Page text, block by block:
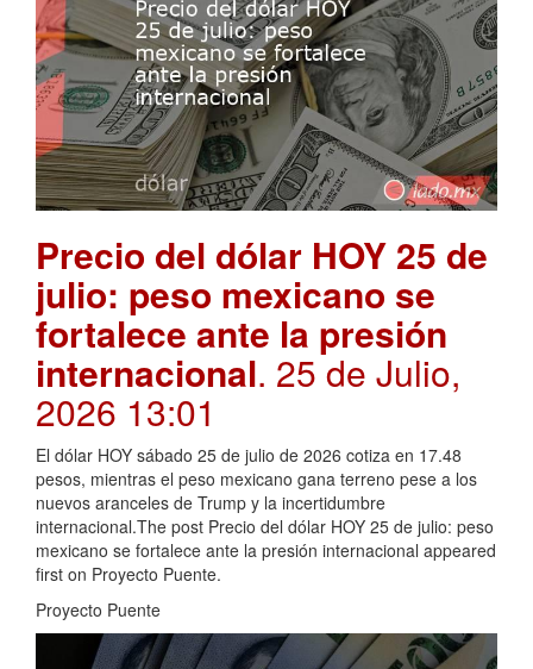
Precio del dólar HOY 25 de
julio: peso mexicano se
fortalece ante la presión
internacional. 25 de Julio,
2026 13:01
El dólar HOY sábado 25 de julio de 2026 cotiza en 17.48
pesos, mientras el peso mexicano gana terreno pese a los
nuevos aranceles de Trump y la incertidumbre
internacional.The post Precio del dólar HOY 25 de julio: peso
mexicano se fortalece ante la presión internacional appeared
first on Proyecto Puente.
Proyecto Puente